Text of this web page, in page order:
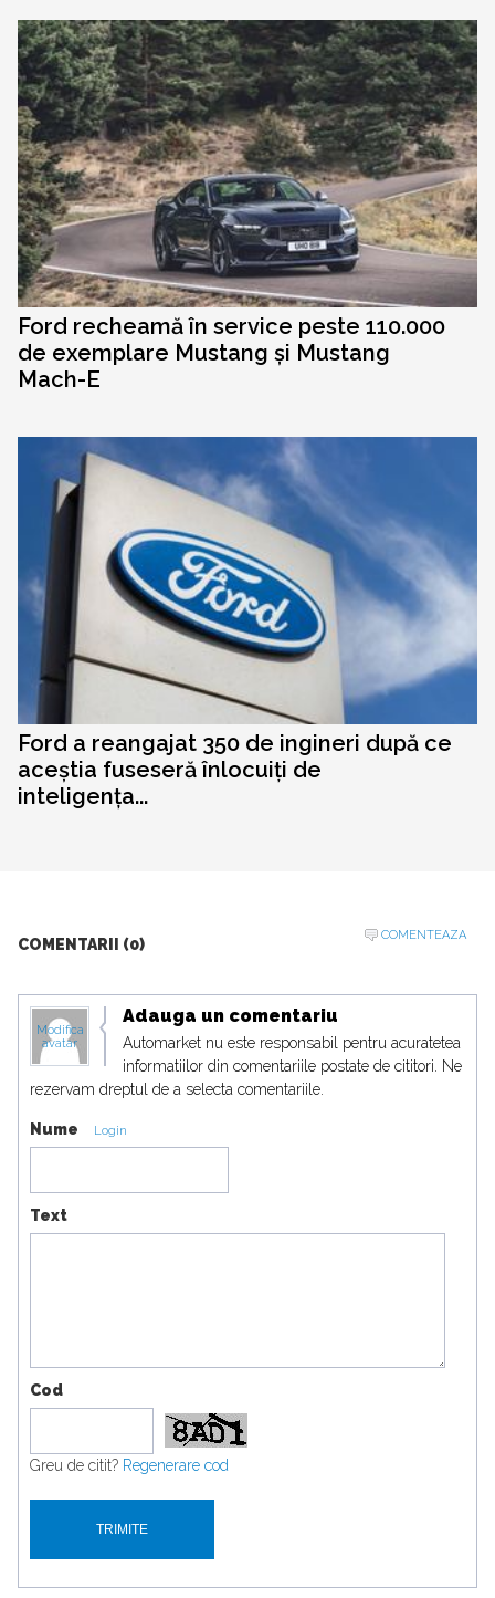
Ford recheamă în service peste 110.000
de exemplare Mustang și Mustang
Mach-E
Ford a reangajat 350 de ingineri după ce
aceștia fuseseră înlocuiți de
inteligența...
COMENTARII (0)
COMENTEAZA
Modifica
avatar
Adauga un comentariu
Automarket nu este responsabil pentru acuratetea
informatiilor din comentariile postate de cititori. Ne
rezervam dreptul de a selecta comentariile.
Nume Login
Text
Cod
Greu de citit? Regenerare cod